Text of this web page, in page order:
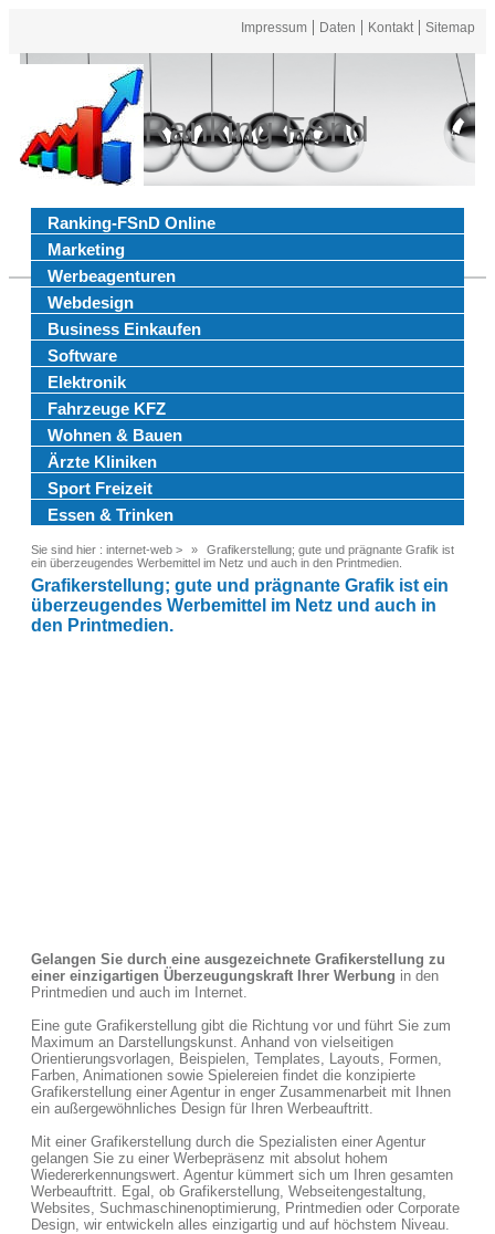
Impressum Daten Kontakt Sitemap
Ranking FSnd
Ranking-FSnD Online
Marketing
Werbeagenturen
Webdesign
Business Einkaufen
Software
Elektronik
Fahrzeuge KFZ
Wohnen & Bauen
Ärzte Kliniken
Sport Freizeit
Essen & Trinken
Sie sind hier : internet-web >
Grafikerstellung; gute und prägnante Grafik ist
ein überzeugendes Werbemittel im Netz und auch in den Printmedien.
Grafikerstellung; gute und prägnante Grafik ist ein
überzeugendes Werbemittel im Netz und auch in
den Printmedien.
Gelangen Sie durch eine ausgezeichnete Grafikerstellung zu
einer einzigartigen Überzeugungskraft Ihrer Werbung in den
Printmedien und auch im Internet.
Eine gute Grafikerstellung gibt die Richtung vor und führt Sie zum
Maximum an Darstellungskunst. Anhand von vielseitigen
Orientierungsvorlagen, Beispielen, Templates, Layouts, Formen,
Farben, Animationen sowie Spielereien findet die konzipierte
Grafikerstellung einer Agentur in enger Zusammenarbeit mit Ihnen
ein außergewöhnliches Design für Ihren Werbeauftritt.
Mit einer Grafikerstellung durch die Spezialisten einer Agentur
gelangen Sie zu einer Werbepräsenz mit absolut hohem
Wiedererkennungswert. Agentur kümmert sich um Ihren gesamten
Werbeauftritt. Egal, ob Grafikerstellung, Webseitengestaltung,
Websites, Suchmaschinenoptimierung, Printmedien oder Corporate
Design, wir entwickeln alles einzigartig und auf höchstem Niveau.